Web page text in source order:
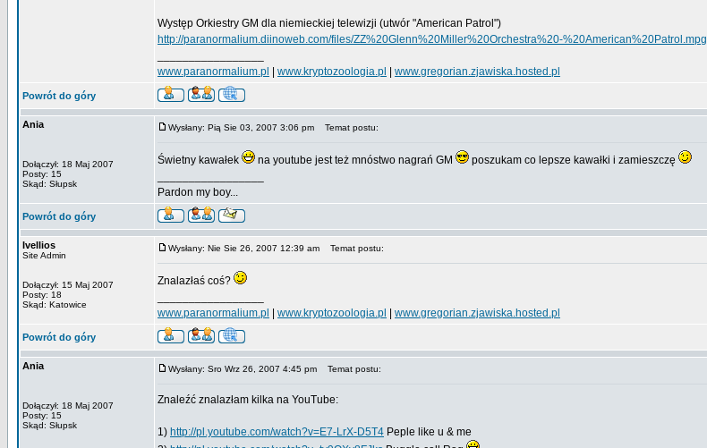
Występ Orkiestry GM dla niemieckiej telewizji (utwór "American Patrol")
http://paranormalium.diinoweb.com/files/ZZ%20Glenn%20Miller%20Orchestra%20-%20American%20Patrol.mpg
www.paranormalium.pl
www.kryptozoologia.pl www.gregorian.zjawiska.hosted.pl
Powrót do góry
Ania
Dołączył: 18 Maj 2007
Posty: 15
Skąd: Słupsk
Wysłany: Pią Sie 03, 2007 3:06 pm Temat postu:
Świetny kawałek na youtube jest też mnóstwo nagrań GM
poszukam co lepsze kawałki i zamieszczę
Pardon my boy...
Powrót do góry
Ivellios
Site Admin
Dołączył: 15 Maj 2007
Posty: 18
Skąd: Katowice
Wysłany: Nie Sie 26, 2007 12:39 am Temat postu:
Znalazłaś coś?
www.paranormalium.pl
www.kryptozoologia.pl www.gregorian.zjawiska.hosted.pl
Powrót do góry
Ania
Dołączył: 18 Maj 2007
Posty: 15
Skąd: Słupsk
Wysłany: Sro Wrz 26, 2007 4:45 pm Temat postu:
Znaleźć znalazłam kilka na YouTube:
1) http://pl.youtube.com/watch?v=E7-LrX-D5T4 Peple like u & me